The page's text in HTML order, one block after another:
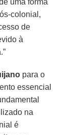
colonial,
de
à
para o
essencial
na
é